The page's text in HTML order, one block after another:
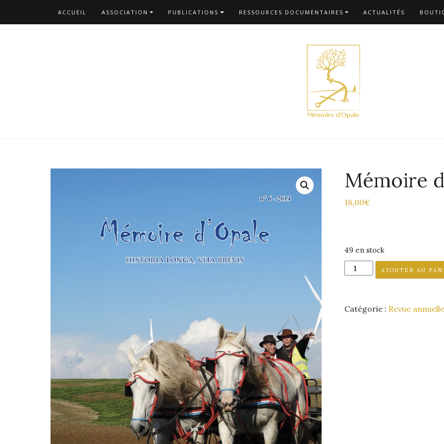
ACCUEIL ASSOCIATION PUBLICATIONS RESSOURCES DOCUMENTAIRES ACTUALITÉS
Mémoire
18,00€
49 en stock
AJOUTER AU
Catégorie : Revue annuelle